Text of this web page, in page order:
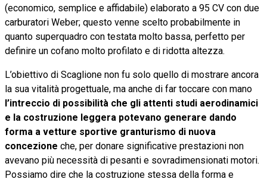
(economico, semplice e affidabile) elaborato a 95 CV con due
carburatori Weber; questo venne scelto probabilmente in
quanto superquadro con testata molto bassa, perfetto per
definire un cofano molto profilato e di ridotta altezza.
L’obiettivo di Scaglione non fu solo quello di mostrare ancora
la sua vitalità progettuale, ma anche di far toccare con mano
l’intreccio di possibilità che gli attenti studi aerodinamici
e la costruzione leggera potevano generare dando
forma a vetture sportive granturismo di nuova
concezione che, per donare significative prestazioni non
avevano più necessità di pesanti e sovradimensionati motori.
Possiamo dire che la costruzione stessa della forma e